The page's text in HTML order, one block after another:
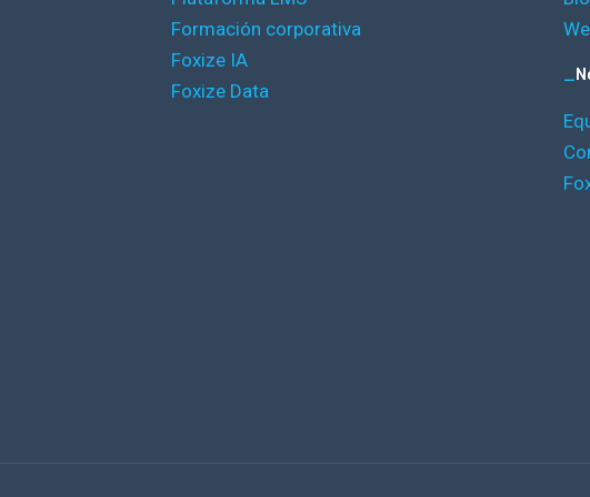
Formación corporativa
Foxize IA
Foxize Data
_